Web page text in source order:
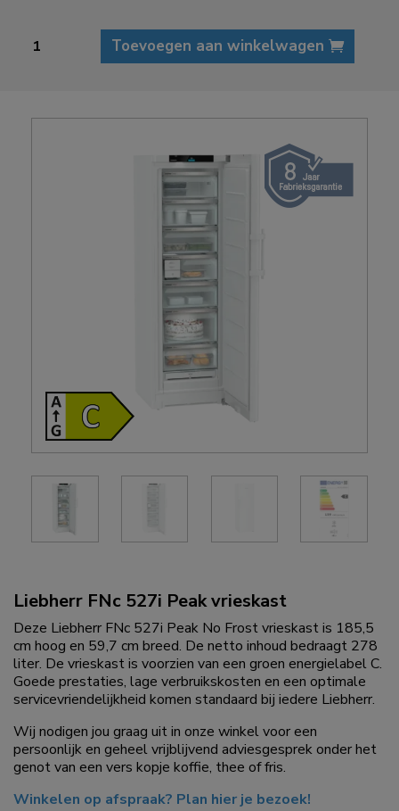
Liebherr FNc 527i Peak vrieskast
Deze Liebherr FNc 527i Peak No Frost vrieskast is 185,5
cm hoog en 59,7 cm breed. De netto inhoud bedraagt 278
liter. De vrieskast is voorzien van een groen energielabel C.
Goede prestaties, lage verbruikskosten en een optimale
servicevriendelijkheid komen standaard bij iedere Liebherr.
Wij nodigen jou graag uit in onze winkel voor een
persoonlijk en geheel vrijblijvend adviesgesprek onder het
genot van een vers kopje koffie, thee of fris.
Winkelen op afspraak? Plan hier je bezoek!
FNc
Toevoegen aan winkelwagen